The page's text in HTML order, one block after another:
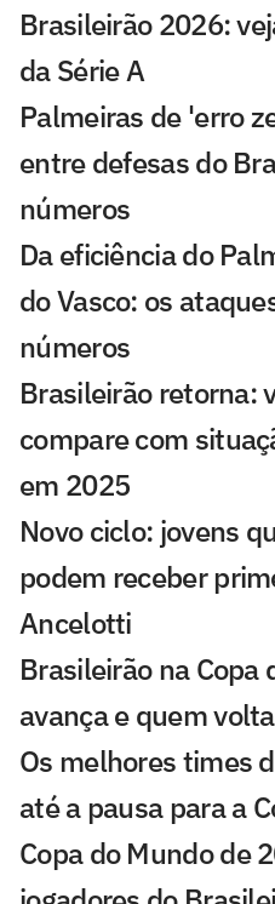
Brasileirão 2026:
da Série A
Palmeiras de 'erro
entre defesas do
números
Da eficiência do
do Vasco: os
números
Brasileirão retorna:
compare com
em 2025
Novo ciclo: jovens
podem receber
Ancelotti
Brasileirão na Copa
avança e quem
Os melhores times
até a pausa para a
Copa do Mundo de